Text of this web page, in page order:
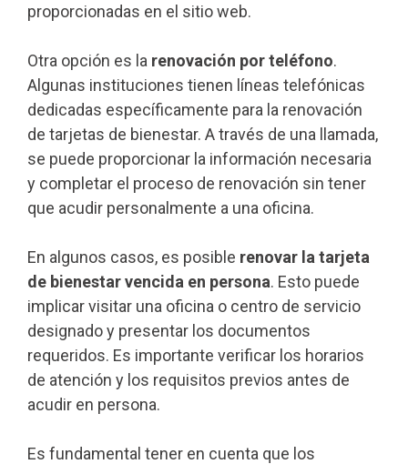
proporcionadas en el sitio web.
Otra opción es la renovación por teléfono.
Algunas instituciones tienen líneas telefónicas
dedicadas específicamente para la renovación
de tarjetas de bienestar. A través de una llamada,
se puede proporcionar la información necesaria
y completar el proceso de renovación sin tener
que acudir personalmente a una oficina.
En algunos casos, es posible renovar la tarjeta
de bienestar vencida en persona. Esto puede
implicar visitar una oficina o centro de servicio
designado y presentar los documentos
requeridos. Es importante verificar los horarios
de atención y los requisitos previos antes de
acudir en persona.
Es fundamental tener en cuenta que los